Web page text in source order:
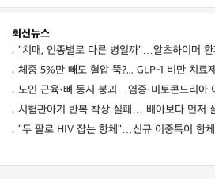
최신뉴스
체중 5%만 빼도 혈압 뚝?... GLP-1 비만 치료
시험관아기 반복 착상 실패… 배아보다 먼저